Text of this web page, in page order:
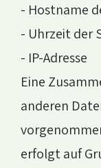
- Hostname
- Uhrzeit der
- IP-Adresse
Eine
anderen
erfolgt auf